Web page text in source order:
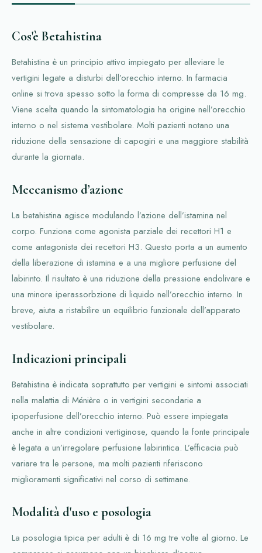
Cos'è Betahistina
Betahistina è un principio attivo impiegato per alleviare le
vertigini legate a disturbi dell’orecchio interno. In farmacia
online si trova spesso sotto la forma di compresse da 16 mg.
Viene scelta quando la sintomatologia ha origine nell’orecchio
interno o nel sistema vestibolare. Molti pazienti notano una
riduzione della sensazione di capogiri e una maggiore stabilità
durante la giornata.
Meccanismo d’azione
La betahistina agisce modulando l’azione dell’istamina nel
corpo. Funziona come agonista parziale dei recettori H1 e
come antagonista dei recettori H3. Questo porta a un aumento
della liberazione di istamina e a una migliore perfusione del
labirinto. Il risultato è una riduzione della pressione endolivare e
una minore iperassorbzione di liquido nell’orecchio interno. In
breve, aiuta a ristabilire un equilibrio funzionale dell’apparato
vestibolare.
Indicazioni principali
Betahistina è indicata soprattutto per vertigini e sintomi associati
nella malattia di Ménière o in vertigini secondarie a
ipoperfusione dell’orecchio interno. Può essere impiegata
anche in altre condizioni vertiginose, quando la fonte principale
è legata a un’irregolare perfusione labirintica. L’efficacia può
variare tra le persone, ma molti pazienti riferiscono
miglioramenti significativi nel corso di settimane.
Modalità d'uso e posologia
La posologia tipica per adulti è di 16 mg tre volte al giorno. Le